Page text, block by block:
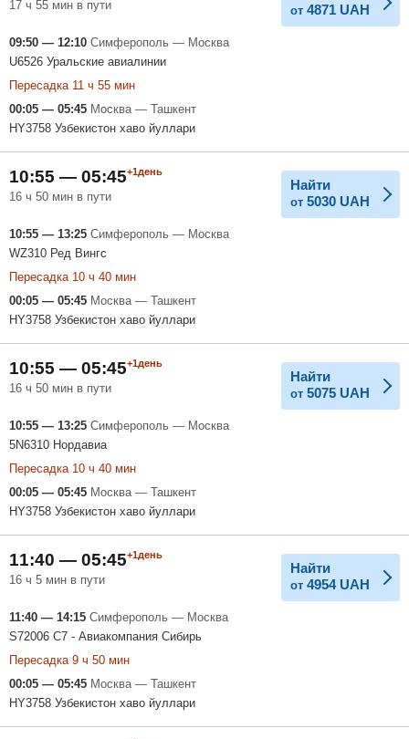
17 ч 55 мин в пути от 4871 UAH
09:50 — 12:10 Симферополь — Москва
U6526 Уральские авиалинии
Пересадка 11 ч 55 мин
00:05 — 05:45 Москва — Ташкент
HY3758 Узбекистон хаво йуллари
10:55 — 05:45+1день
16 ч 50 мин в пути
Найти
от 5030 UAH
10:55 — 13:25 Симферополь — Москва
WZ310 Ред Вингс
Пересадка 10 ч 40 мин
00:05 — 05:45 Москва — Ташкент
HY3758 Узбекистон хаво йуллари
10:55 — 05:45+1день
16 ч 50 мин в пути
Найти
от 5075 UAH
10:55 — 13:25 Симферополь — Москва
5N6310 Нордавиа
Пересадка 10 ч 40 мин
00:05 — 05:45 Москва — Ташкент
HY3758 Узбекистон хаво йуллари
11:40 — 05:45+1день
16 ч 5 мин в пути
Найти
от 4954 UAH
11:40 — 14:15 Симферополь — Москва
S72006 С7 - Авиакомпания Сибирь
Пересадка 9 ч 50 мин
00:05 — 05:45 Москва — Ташкент
HY3758 Узбекистон хаво йуллари